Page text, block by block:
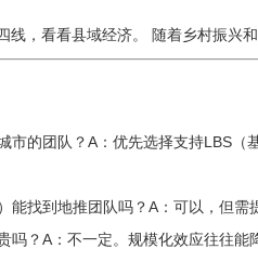
线，看看县域经济。 随着乡村振兴
市的团队？A：优先选择支持LBS（
能找到地推团队吗？A：可以，但需
吗？A：不一定。规模化效应往往能